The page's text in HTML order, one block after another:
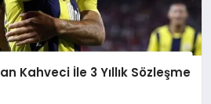
Kahveci İle 3 Yıllık Sözleşme